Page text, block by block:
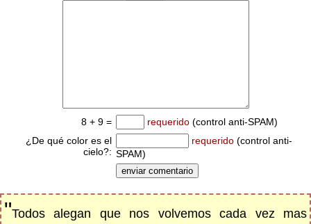
8 + 9 = requerido (control anti-SPAM)
¿De qué color es el
cielo?:
requerido (control anti-
SPAM)
"Todos alegan que nos volvemos cada vez mas